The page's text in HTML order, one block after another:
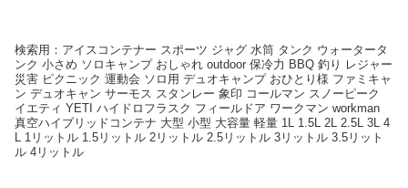
検索用：アイスコンテナー スポーツ ジャグ 水筒 タンク ウォータータ
ンク 小さめ ソロキャンプ おしゃれ outdoor 保冷力 BBQ 釣り レジャー
災害 ピクニック 運動会 ソロ用 デュオキャンプ おひとり様 ファミキャ
ン デュオキャン サーモス スタンレー 象印 コールマン スノーピーク
イエティ YETI ハイドロフラスク フィールドア ワークマン workman
真空ハイブリッドコンテナ 大型 小型 大容量 軽量 1L 1.5L 2L 2.5L 3L 4
L 1リットル 1.5リットル 2リットル 2.5リットル 3リットル 3.5リット
ル 4リットル